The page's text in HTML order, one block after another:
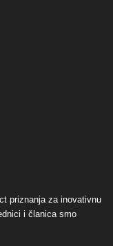
priznanja za inovativnu
i članica smo